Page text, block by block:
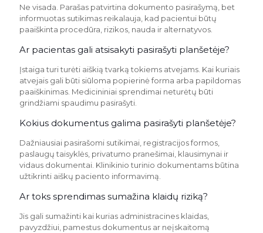
Ne visada. Parašas patvirtina dokumento pasirašymą, bet
informuotas sutikimas reikalauja, kad pacientui būtų
paaiškinta procedūra, rizikos, nauda ir alternatyvos.
Ar pacientas gali atsisakyti pasirašyti planšetėje?
Įstaiga turi turėti aiškią tvarką tokiems atvejams. Kai kuriais
atvejais gali būti siūloma popierinė forma arba papildomas
paaiškinimas. Medicininiai sprendimai neturėtų būti
grindžiami spaudimu pasirašyti.
Kokius dokumentus galima pasirašyti planšetėje?
Dažniausiai pasirašomi sutikimai, registracijos formos,
paslaugų taisyklės, privatumo pranešimai, klausimynai ir
vidaus dokumentai. Klinikinio turinio dokumentams būtina
užtikrinti aiškų paciento informavimą.
Ar toks sprendimas sumažina klaidų riziką?
Jis gali sumažinti kai kurias administracines klaidas,
pavyzdžiui, pamestus dokumentus ar neįskaitomą